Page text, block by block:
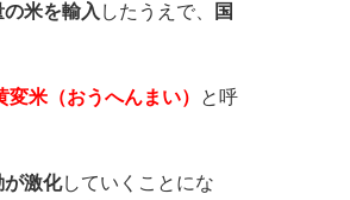
の米を輸入 したうえで、
国
変米（おうへんまい）
と呼
が激化していくことにな